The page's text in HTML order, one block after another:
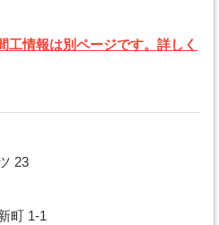
工情報は別ページです。詳しく
23
町 1-1